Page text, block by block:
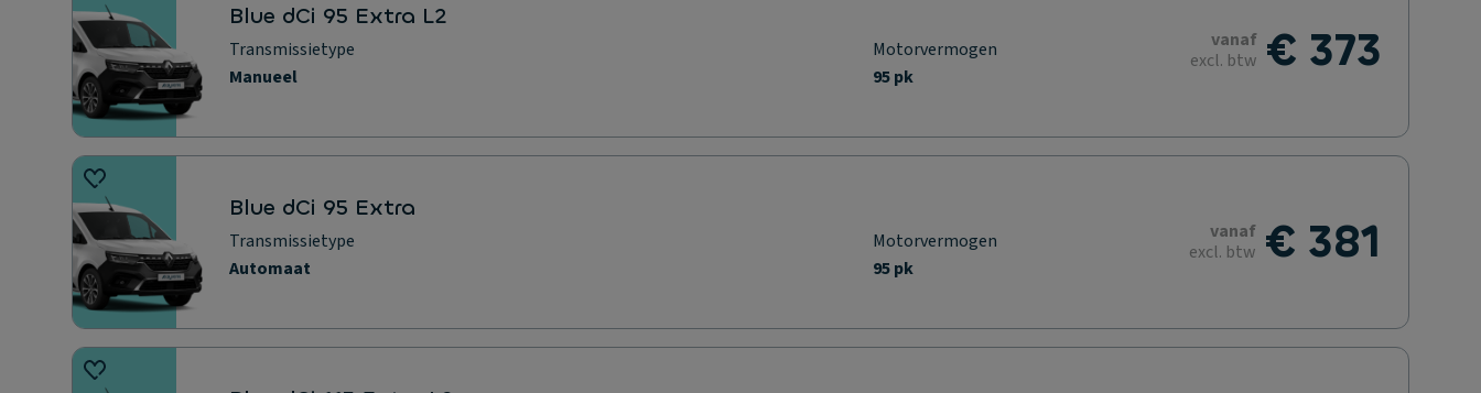
Blue dCi 95 Extra L2
Transmissietype
Manueel
Motorvermogen
95 pk
€ 373
vanaf
excl. btw
Blue dCi 95 Extra
Transmissietype
Automaat
Motorvermogen
95 pk
€ 381
vanaf
excl. btw